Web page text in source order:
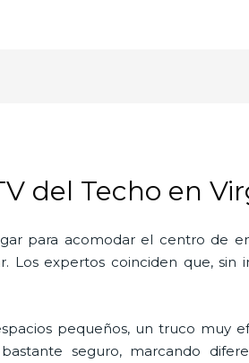
del Techo en
para acomodar el centro de
Los expertos coinciden que,
pequeños, un truco muy
seguro, marcando